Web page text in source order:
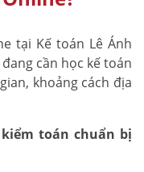
tại Kế toán Lê Ánh
cần học kế toán
khoảng cách địa
toán chuẩn bị